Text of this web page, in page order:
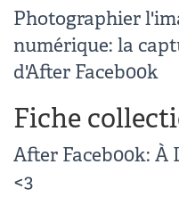
Photographier
numérique: la
d'After Faceb00k
Fiche
After Faceb00k: À
<3